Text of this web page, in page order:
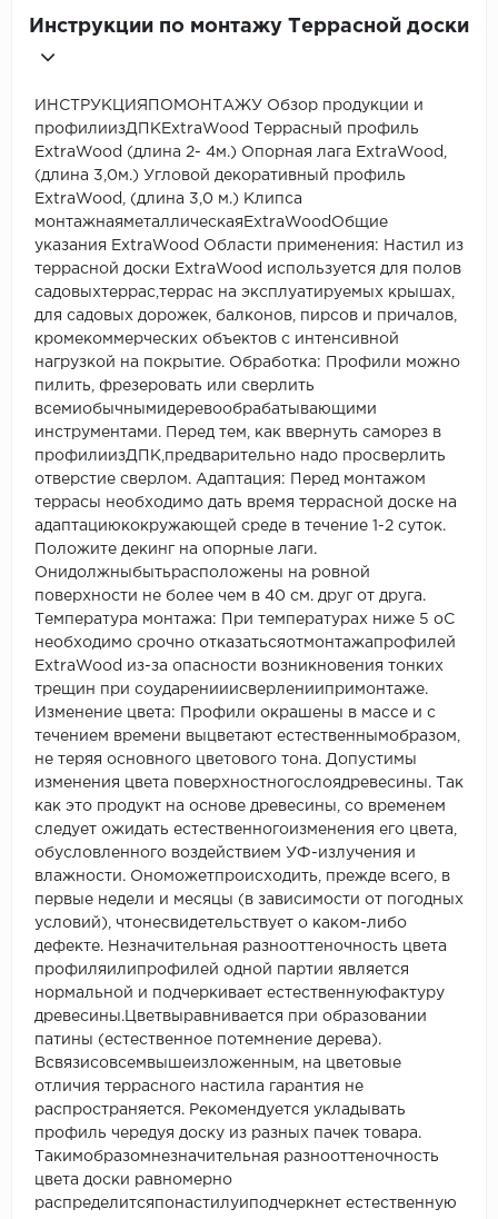
Инструкции по монтажу Террасной доски
ИНСТРУКЦИЯПОМОНТАЖУ Обзор продукции и
профилиизДПКExtraWood Террасный профиль
ExtraWood (длина 2- 4м.) Опорная лага ExtraWood,
(длина 3,0м.) Угловой декоративный профиль
ExtraWood, (длина 3,0 м.) Клипса
монтажнаяметаллическаяExtraWoodОбщие
указания ExtraWood Области применения: Настил из
террасной доски ExtraWood используется для полов
садовыхтеррас,террас на эксплуатируемых крышах,
для садовых дорожек, балконов, пирсов и причалов,
кромекоммерческих объектов с интенсивной
нагрузкой на покрытие. Обработка: Профили можно
пилить, фрезеровать или сверлить
всемиобычнымидеревообрабатывающими
инструментами. Перед тем, как ввернуть саморез в
профилиизДПК,предварительно надо просверлить
отверстие сверлом. Адаптация: Перед монтажом
террасы необходимо дать время террасной доске на
адаптациюкокружающей среде в течение 1-2 суток.
Положите декинг на опорные лаги.
Онидолжныбытьрасположены на ровной
поверхности не более чем в 40 см. друг от друга.
Температура монтажа: При температурах ниже 5 оС
необходимо срочно отказатьсяотмонтажапрофилей
ExtraWood из-за опасности возникновения тонких
трещин при соударенииисверлениипримонтаже.
Изменение цвета: Профили окрашены в массе и с
течением времени выцветают естественнымобразом,
не теряя основного цветового тона. Допустимы
изменения цвета поверхностногослоядревесины. Так
как это продукт на основе древесины, со временем
следует ожидать естественногоизменения его цвета,
обусловленного воздействием УФ-излучения и
влажности. Ономожетпроисходить, прежде всего, в
первые недели и месяцы (в зависимости от погодных
условий), чтонесвидетельствует о каком-либо
дефекте. Незначительная разнооттеночность цвета
профиляилипрофилей одной партии является
нормальной и подчеркивает естественнуюфактуру
древесины.Цветвыравнивается при образовании
патины (естественное потемнение дерева).
Всвязисовсемвышеизложенным, на цветовые
отличия террасного настила гарантия не
распространяется. Рекомендуется укладывать
профиль чередуя доску из разных пачек товара.
Такимобразомнезначительная разнооттеночность
цвета доски равномерно
распределитсяпонастилуиподчеркнет естественную